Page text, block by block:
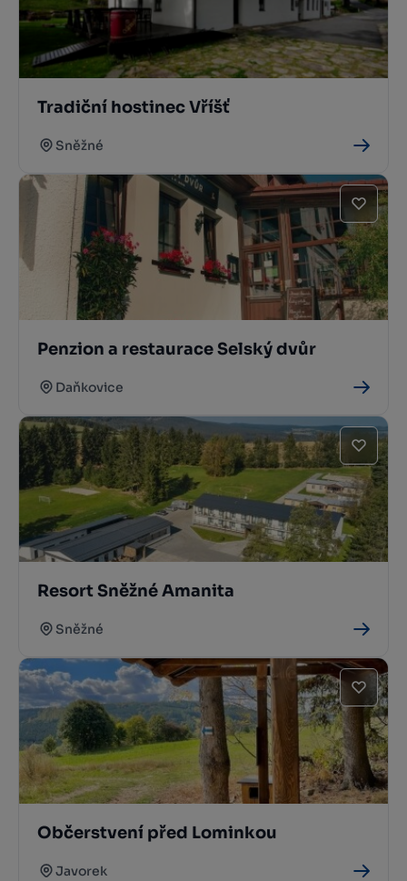
Tradiční hostinec Vříšť
Sněžné
Penzion a restaurace Selský dvůr
Daňkovice
Resort Sněžné Amanita
Sněžné
Občerstvení před Lominkou
Javorek